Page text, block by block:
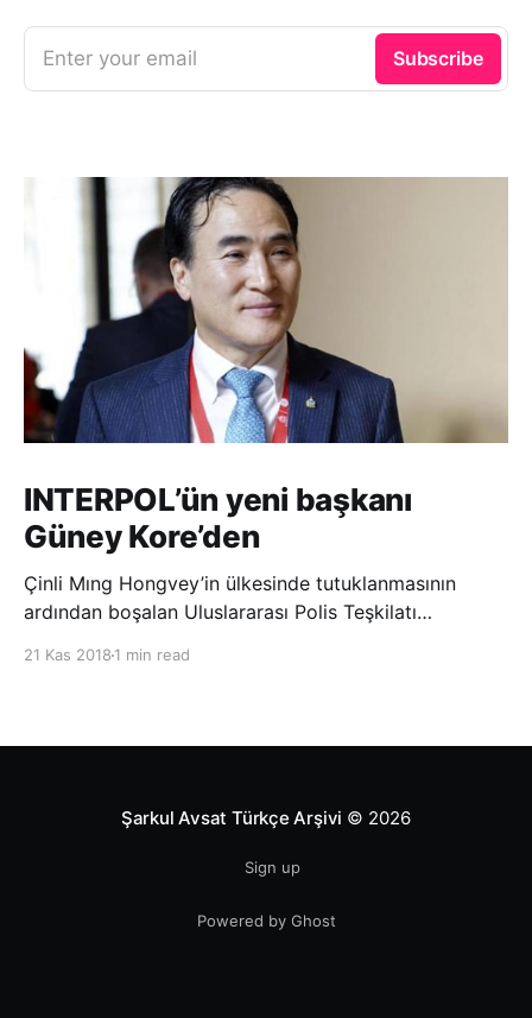
Enter your email Subscribe
INTERPOL’ün yeni başkanı
Güney Kore’den
Çinli Mıng Hongvey’in ülkesinde tutuklanmasının
ardından boşalan Uluslararası Polis Teşkilatı
21 Kas 2018 1 min read
Şarkul Avsat Türkçe Arşivi © 2026
Sign up
Powered by Ghost